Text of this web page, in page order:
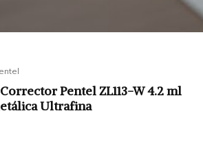
Pentel ZL113-W 4.2 ml
Ultrafina